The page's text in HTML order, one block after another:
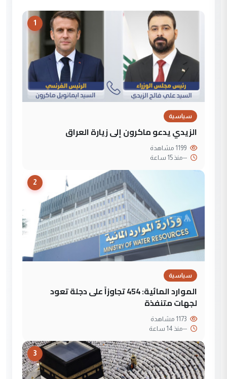
1
سياسية
الزيدي يدعو ماكرون إلى زيارة العراق
--منذ 15 ساعة
2
سياسية
الموارد المائية: 454 تجاوزاً على دجلة تعود
لجهات متنفذة
--منذ 14 ساعة
3